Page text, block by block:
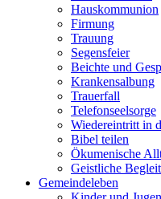
Hauskommunion
Firmung
Trauung
Segensfeier
Beichte und
Krankensalbung
Trauerfall
Telefonseelsorge
Wiedereintritt in
Bibel teilen
Ökumenische
Geistliche
Gemeindeleben